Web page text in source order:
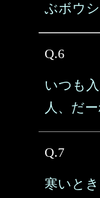
ぶボウ
Q.6
いつも
人、だ
Q.7
寒いと